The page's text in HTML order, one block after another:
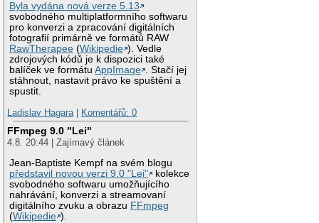
Byla vydána nová verze 5.13
svobodného multiplatformního softwaru
pro konverzi a zpracování digitálních
fotografií primárně ve formátů RAW
RawTherapee (Wikipedie ). Vedle
zdrojových kódů je k dispozici také
balíček ve formátuAppImage . Stačí jej
stáhnout, nastavit právo ke spuštění a
spustit.
Ladislav Hagara
Komentářů: 0
FFmpeg 9.0 "Lei"
4.8. 20:44 | Zajímavý článek
Jean-Baptiste Kempf na svém blogu
představil novou verzi 9.0 "Lei"
kolekce
svobodného softwaru umožňujícího
nahrávání, konverzi a streamovaní
digitálního zvuku a obrazu FFmpeg
(Wikipedie ).